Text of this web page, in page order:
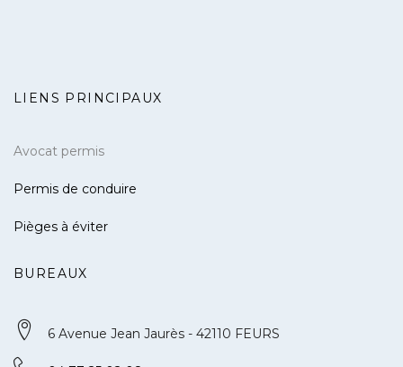
LIENS PRINCIPAUX
Avocat permis
Permis de conduire
Pièges à éviter
BUREAUX
6 Avenue Jean Jaurès - 42110 FEURS